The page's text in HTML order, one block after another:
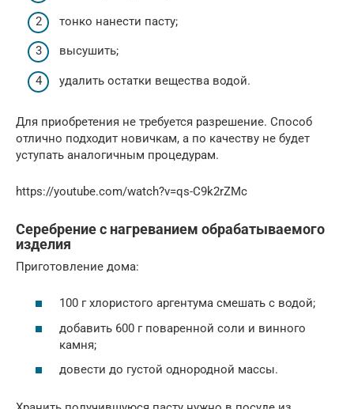
тонко нанести пасту;
высушить;
удалить остатки вещества водой.
Для приобретения не требуется разрешение. Способ
отлично подходит новичкам, а по качеству не будет
уступать аналогичным процедурам.
https://youtube.com/watch?v=qs-C9k2rZMc
Серебрение с нагреванием обрабатываемого
изделия
Приготовление дома:
100 г хлористого аргентума смешать с водой;
добавить 600 г поваренной соли и винного
камня;
довести до густой однородной массы.